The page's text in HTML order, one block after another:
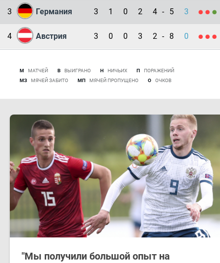
3 Германия 3 1 0 2 4 - 5 3
4 Австрия 3 0 0 3 2 - 8 0
М МАТЧЕЙ В ВЫИГРАНО Н НИЧЬИХ П
ПОРАЖЕНИЙ
МЗ
МЯЧЕЙ ЗАБИТО МП МЯЧЕЙ ПРОПУЩЕНО О ОЧКОВ
"Мы получили большой опыт на